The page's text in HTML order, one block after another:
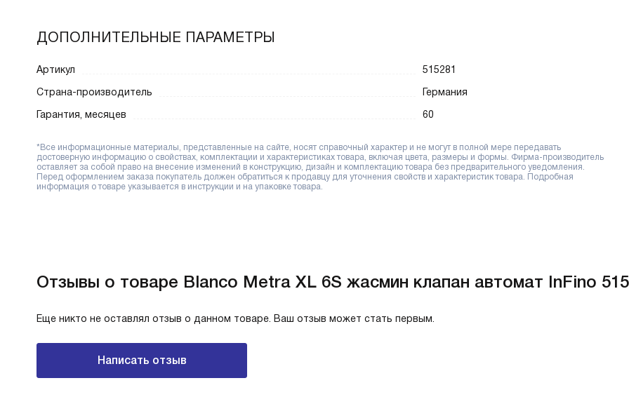
ДОПОЛНИТЕЛЬНЫЕ ПАРАМЕТРЫ
Артикул
515281
Страна-производитель
Германия
Гарантия, месяцев
60
*Все информационные материалы, представленные на сайте, носят справочный характер и не могут в полной мере передавать
достоверную информацию о свойствах, комплектации и характеристиках товара, включая цвета, размеры и формы. Фирма-производитель
оставляет за собой право на внесение изменений в конструкцию, дизайн и комплектацию товара без предварительного уведомления.
Перед оформлением заказа покупатель должен обратиться к продавцу для уточнения свойств и характеристик товара. Подробная
информация о товаре указывается в инструкции и на упаковке товара.
Отзывы о товаре Blanco Metra XL 6S жасмин клапан автомат InFino
Еще никто не оставлял отзыв о данном товаре. Ваш отзыв может стать первым.
Написать отзыв